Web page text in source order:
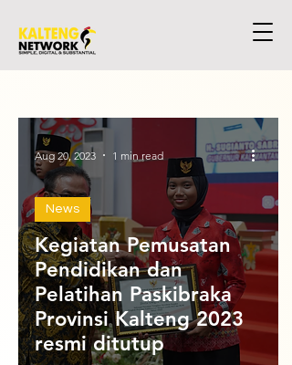
Kegiatan Pemusatan
Pendidikan dan
Pelatihan Paskibraka
Provinsi Kalteng 2023
resmi ditutup
News
Aug 20, 2023 1 min read